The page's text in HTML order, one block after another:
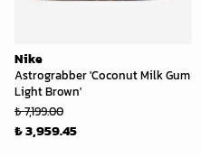
Nike
Astrograbber 'Coconut Milk Gum
Light Brown'
₺ 7,199.00
₺ 3,959.45